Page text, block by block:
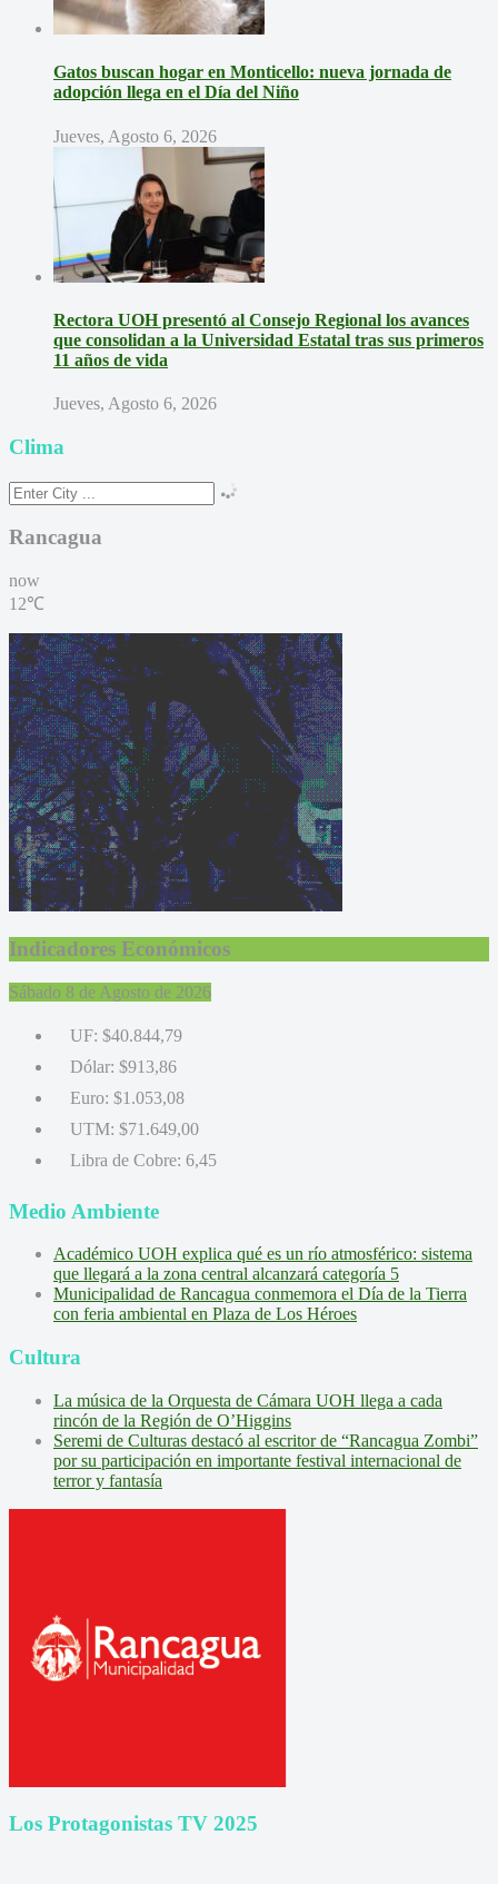
Gatos buscan hogar en Monticello: nueva jornada de
adopción llega en el Día del Niño
Jueves, Agosto 6, 2026
Rectora UOH presentó al Consejo Regional los avances
que consolidan a la Universidad Estatal tras sus primeros
11 años de vida
Jueves, Agosto 6, 2026
Clima
Rancagua
now
12℃
Indicadores Económicos
Sábado 8 de Agosto de 2026
UF: $40.844,79
Dólar: $913,86
Euro: $1.053,08
UTM: $71.649,00
Libra de Cobre: 6,45
Medio Ambiente
Académico UOH explica qué es un río atmosférico: sistema
que llegará a la zona central alcanzará categoría 5
Municipalidad de Rancagua conmemora el Día de la Tierra
con feria ambiental en Plaza de Los Héroes
Cultura
La música de la Orquesta de Cámara UOH llega a cada
rincón de la Región de O’Higgins
Seremi de Culturas destacó al escritor de “Rancagua Zombi”
por su participación en importante festival internacional de
terror y fantasía
Los Protagonistas TV 2025